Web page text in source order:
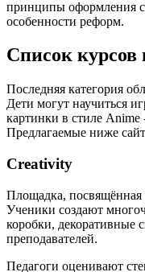
принципы оформления
особенности реформ.
Список курсов
Последняя категория
Дети могут научиться
картинки в стиле Anime
Предлагаемые ниже
Creativity
Площадка,
Ученики создают
коробки, декоративные
преподавателей.
Педагоги оценивают